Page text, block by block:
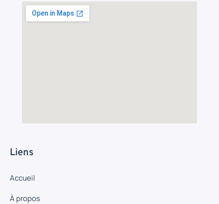
Liens
Accueil
À propos